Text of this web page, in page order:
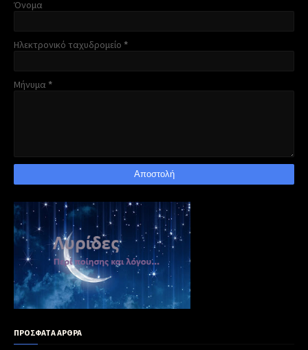
Όνομα
Ηλεκτρονικό ταχυδρομείο *
Μήνυμα *
ΠΡΟΣΦΑΤΑ ΑΡΘΡΑ